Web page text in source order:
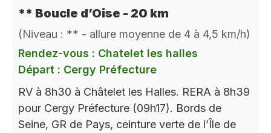
** Boucle d’Oise - 20 km
(Niveau : ** - allure moyenne de 4 à 4,5 km/h)
Rendez-vous : Chatelet les halles
Départ : Cergy Préfecture
RV à 8h30 à Châtelet les Halles. RERA à 8h39
pour Cergy Préfecture (09h17). Bords de
Seine, GR de Pays, ceinture verte de l’Île de